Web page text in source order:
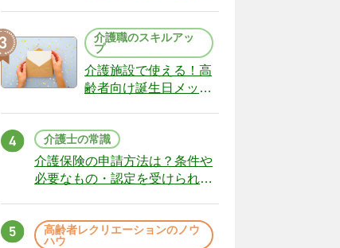
介護職のスキルアッ
プ
介護施設で使える！高
齢者向け誕生日メッセ
介護士の常識
介護保険の申請方法は？条件や
必要なもの・認定を受けられな
高齢者レクリエーションのノウ
ハウ